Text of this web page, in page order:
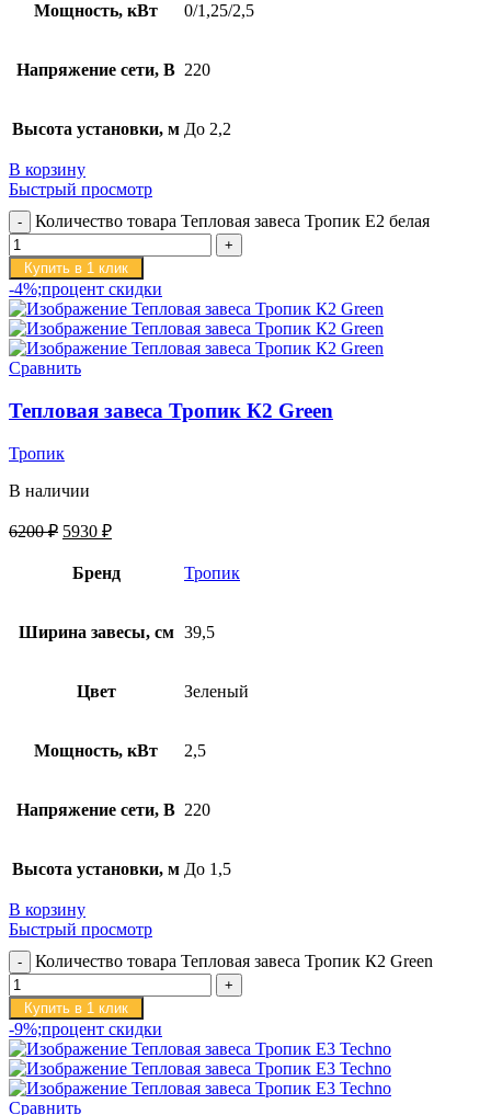
Мощность, кВт 0/1,25/2,5
Напряжение сети, В 220
Высота установки, м До 2,2
В корзину
Быстрый просмотр
Количество товара Тепловая завеса Тропик E2 белая
Купить в 1 клик
-4%;процент скидки
Сравнить
Тепловая завеса Тропик К2 Green
Тропик
В наличии
6200₽ 5930 ₽
Бренд Тропик
Ширина завесы, см 39,5
Цвет Зеленый
Мощность, кВт 2,5
Напряжение сети, В 220
Высота установки, м До 1,5
В корзину
Быстрый просмотр
Количество товара Тепловая завеса Тропик К2 Green
Купить в 1 клик
-9%;процент скидки
Сравнить